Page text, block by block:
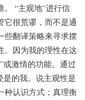
“主观地”进行信
它很荒谬，而不是通
些翻译策略来寻求摆
。因为我的理性在这
或激情的功能。通过
是的我。说主观性是
种认识方式；真理衡